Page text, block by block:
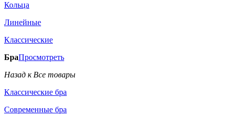
Кольца
Линейные
Классические
БраПросмотреть
Назад к Все товары
Классические бра
Современные бра